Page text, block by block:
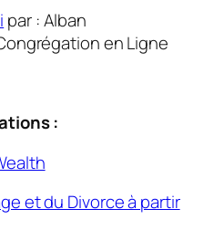
par : Alban
en Ligne
:
et du Divorce à partir